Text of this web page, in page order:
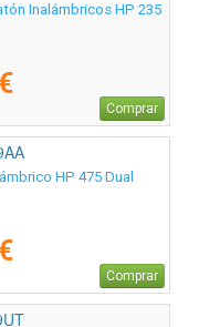
Inalámbricos HP 235
Comprar
HP 475 Dual
Comprar